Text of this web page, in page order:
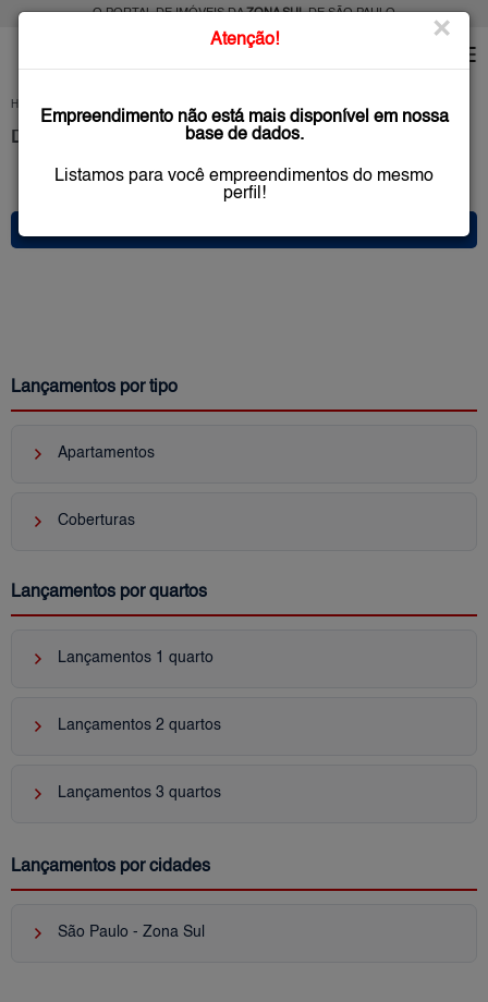
O PORTAL DE IMÓVEIS DAZONA SULDE SÃO PAULO
HOME
DESTAQUES: Imóveis na Zona Sul de SP
0 anúncio(s) encontrado(s)
Lançamentos por tipo
keyboard_arrow_right Apartamentos
keyboard_arrow_right Coberturas
Lançamentos por quartos
keyboard_arrow_right Lançamentos 1 quarto
keyboard_arrow_right Lançamentos 2 quartos
keyboard_arrow_right Lançamentos 3 quartos
Lançamentos por cidades
keyboard_arrow_right São Paulo - Zona Sul
Atenção! ×
Empreendimento não está mais disponível em nossa
base de dados.
Listamos para você empreendimentos do mesmo
perfil!